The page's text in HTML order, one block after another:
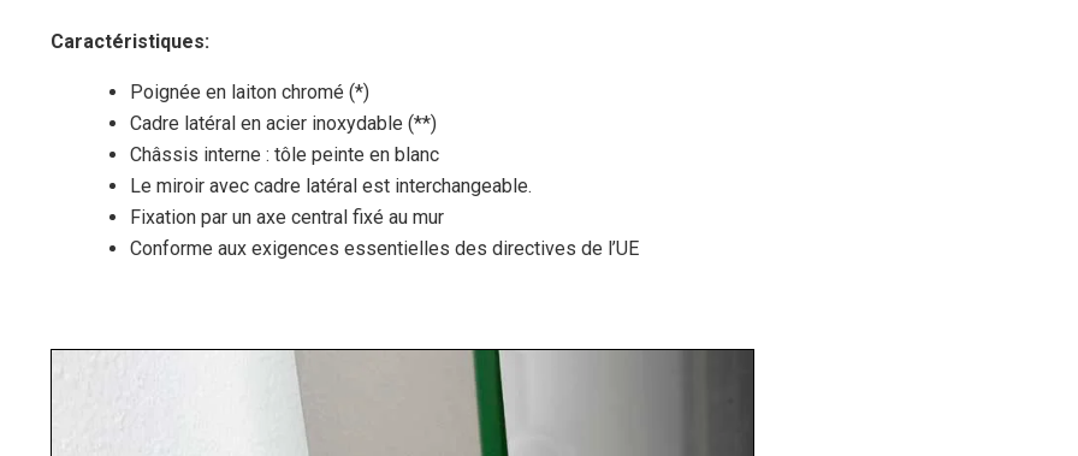
Caractéristiques:
Poignée en laiton chromé (*)
Cadre latéral en acier inoxydable (**)
Châssis interne : tôle peinte en blanc
Le miroir avec cadre latéral est interchangeable.
Fixation par un axe central fixé au mur
Conforme aux exigences essentielles des directives de l’UE